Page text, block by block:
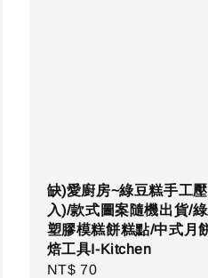
缺)愛廚房~綠豆糕手工
入)/款式圖案隨機出貨/
塑膠模糕餅糕點/中式月
焙工具I-Kitchen
Regular
NT$ 70